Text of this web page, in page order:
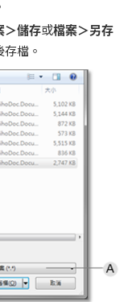
＞儲存或檔案＞另存
檔。